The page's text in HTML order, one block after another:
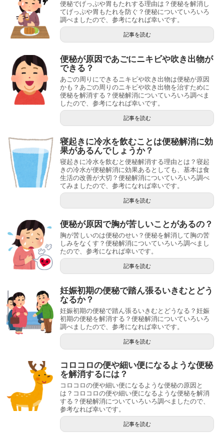
便秘でげっぷや胃もたれする理由は？便秘を解消し
てげっぷや胃もたれを防ぐ？便秘についていろいろ
調べましたので、参考になれば幸いです。
記事を読む
便秘が原因であごにニキビや吹き出物が
できる？
あごの周りにできるニキビや吹き出物は便秘が原因
かも？あごの周りのニキビや吹き出物を治すために
便秘を解消する？便秘解消についていろいろ調べま
したので、参考になれば幸いです。
記事を読む
寝起きに冷水を飲むことは便秘解消に効
果があるんでしょうか？
寝起きに冷水を飲むと便秘解消する理由とは？寝起
きの冷水が便秘解消に効果あるとしても、基本は食
生活の改善が大切？便秘解消についていろいろ調べ
てみましたので、参考になれば幸いです。
記事を読む
便秘が原因で胸が苦しいことがあるの？
胸が苦しいのは便秘のせい？便秘を解消して胸の苦
しみをなくす？便秘解消についていろいろ調べまし
たので、参考になれば幸いです。
記事を読む
妊娠初期の便秘で踏ん張るいきむとどう
なるか？
妊娠初期の便秘で踏ん張るいきむとどうなる？妊娠
初期の便秘を解消する？便秘解消についていろいろ
調べましたので、参考になれば幸いです。
記事を読む
コロコロの便や細い便になるような便秘
を解消するには？
コロコロの便や細い便になるような便秘の原因と
は？コロコロの便や細い便になるような便秘を解消
する？便秘解消についていろいろ調べましたので、
参考なれば幸いです。
記事を読む